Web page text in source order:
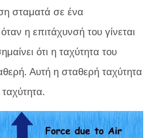
σταματά σε ένα
η επιτάχυνσή του γίνεται
ότι η ταχύτητα του
Αυτή η σταθερή ταχύτητα